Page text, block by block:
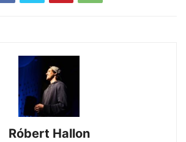
Róbert Hallon